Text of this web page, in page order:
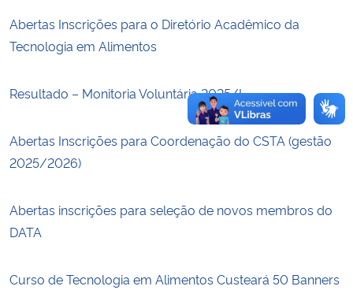
Planalto
Abertas Inscrições para o Diretório Acadêmico da
Tecnologia em Alimentos
Resultado – Monitoria Voluntária 2025/I
Abertas Inscrições para Coordenação do CSTA (gestão
2025/2026)
Abertas inscrições para seleção de novos membros do
DATA
Curso de Tecnologia em Alimentos Custeará 50 Banners